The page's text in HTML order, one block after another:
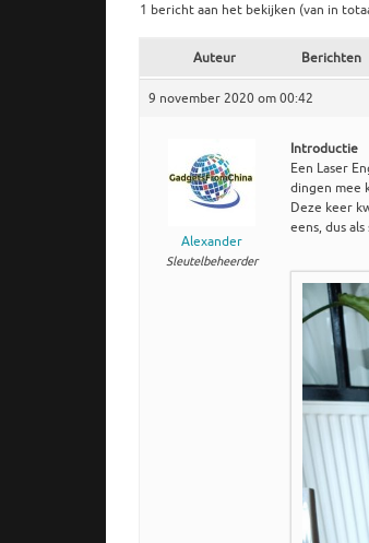
1 bericht aan het bekijken (van in
Auteur Berichten
9 november 2020 om 00:42
Alexander
Sleutelbeheerder
Introductie
Een Laser
dingen mee
Deze keer
eens, dus